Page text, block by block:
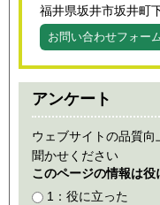
福井県坂井市坂井町
お問い合わせフォー
アンケート
ウェブサイトの品質
聞かせください
このページの情報は役
1：役に立った